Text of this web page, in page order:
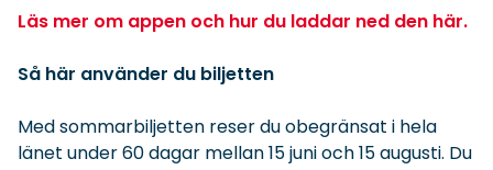
Läs mer om appen och hur du laddar ned den här.
Så här använder du biljetten
Med sommarbiljetten reser du obegränsat i hela
länet under 60 dagar mellan 15 juni och 15 augusti. Du